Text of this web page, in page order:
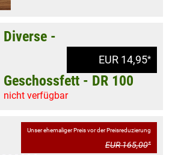
EUR 14,95*
Diverse -
Geschossfett - DR 100
nicht verfügbar
Unser ehemaliger Preis vor der Preisreduzierung
EUR 165,00*